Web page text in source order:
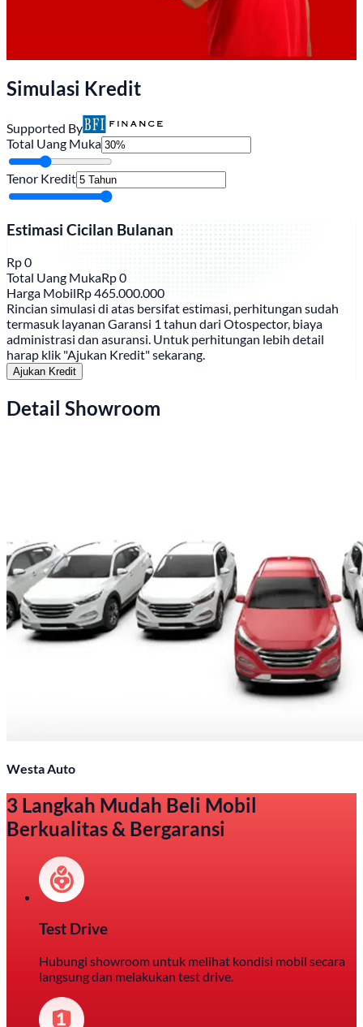
Simulasi Kredit
Supported By
Total Uang Muka
Tenor Kredit
Estimasi Cicilan Bulanan
Rp0
Total Uang MukaRp0
Harga MobilRp465.000.000
Rincian simulasi di atas bersifat estimasi, perhitungan sudah
termasuk layanan Garansi 1 tahun dari Otospector, biaya
administrasi dan asuransi. Untuk perhitungan lebih detail
harap klik "Ajukan Kredit" sekarang.
Ajukan Kredit
Detail Showroom
Westa Auto
3 Langkah Mudah Beli Mobil
Berkualitas & Bergaransi
Test Drive
Hubungi showroom untuk melihat kondisi mobil secara
langsung dan melakukan test drive.